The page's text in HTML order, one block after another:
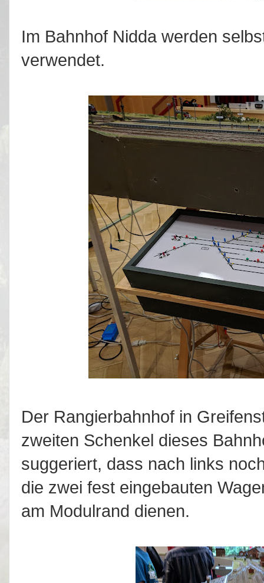
Im Bahnhof Nidda werden
verwendet.
Der Rangierbahnhof in
zweiten Schenkel dieses
suggeriert, dass nach links
die zwei fest eingebauten
am Modulrand dienen.